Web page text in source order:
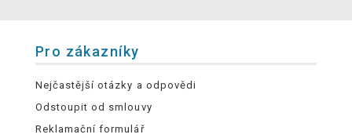
Pro zákazníky
Nejčastější otázky a odpovědi
Odstoupit od smlouvy
Reklamační formulář